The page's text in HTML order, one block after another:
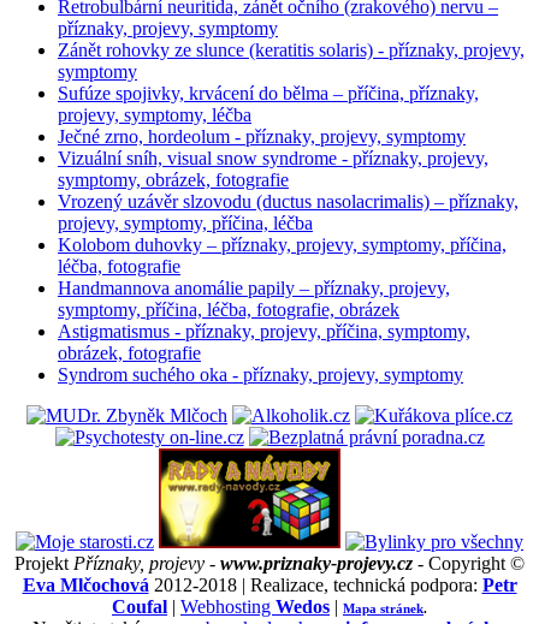
Retrobulbární neuritida, zánět očního (zrakového) nervu –
příznaky, projevy, symptomy
Zánět rohovky ze slunce (keratitis solaris) - příznaky, projevy,
symptomy
Sufúze spojivky, krvácení do bělma – příčina, příznaky,
projevy, symptomy, léčba
Ječné zrno, hordeolum - příznaky, projevy, symptomy
Vizuální sníh, visual snow syndrome - příznaky, projevy,
symptomy, obrázek, fotografie
Vrozený uzávěr slzovodu (ductus nasolacrimalis) – příznaky,
projevy, symptomy, příčina, léčba
Kolobom duhovky – příznaky, projevy, symptomy, příčina,
léčba, fotografie
Handmannova anomálie papily – příznaky, projevy,
symptomy, příčina, léčba, fotografie, obrázek
Astigmatismus - příznaky, projevy, příčina, symptomy,
obrázek, fotografie
Syndrom suchého oka - příznaky, projevy, symptomy
ProjektPříznaky, projevy - www.priznaky-projevy.cz - Copyright ©
Eva Mlčochová2012-2018 | Realizace, technická podpora: Petr
Coufal | Webhosting Wedos | Mapa stránek.